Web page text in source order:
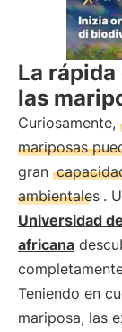
La
las
Curiosamente,
mariposas
gran
ambientales .
Universidad
africana
Teniendo en
mariposa, las